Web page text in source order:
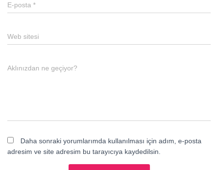
E-posta *
Web sitesi
Aklınızdan ne geçiyor?
Daha sonraki yorumlarımda kullanılması için adım, e-posta
adresim ve site adresim bu tarayıcıya kaydedilsin.